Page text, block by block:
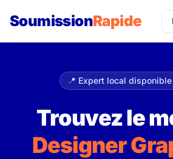
SoumissionRapide
📍 Expert local
Trouvez le
Designer